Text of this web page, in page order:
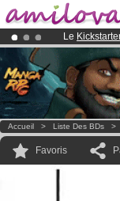
Le
Déjà
Accueil > Liste Des BDs >
Favoris